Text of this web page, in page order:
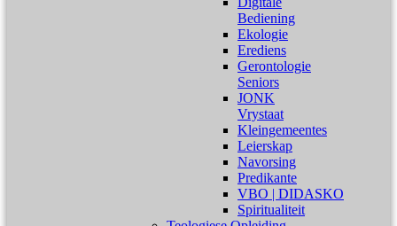
Bediening
Ekologie
Erediens
Gerontologie
Seniors
JONK
Vrystaat
Kleingemeentes
Leierskap
Navorsing
Predikante
VBO | DIDASKO
Spiritualiteit